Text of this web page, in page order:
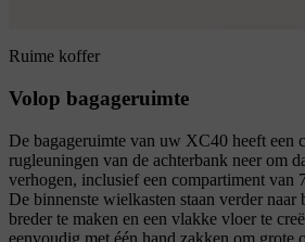
Ruime koffer
Volop bagageruimte
De bagageruimte van uw XC40 heeft een
rugleuningen van de achterbank neer om
verhogen, inclusief een compartiment van
De binnenste wielkasten staan verder
breder te maken en een vlakke vloer te
eenvoudig met één hand zakken om grote